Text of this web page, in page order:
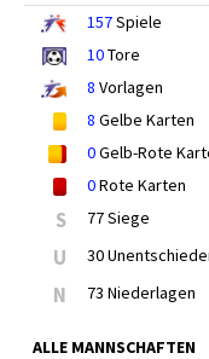
157Spiele
10Tore
8 Vorlagen
8 Gelbe Karten
0Gelb-Rote
0Rote Karten
S 77 Siege
U 30
N 73 Niederlagen
ALLE MANNSCHAFTEN